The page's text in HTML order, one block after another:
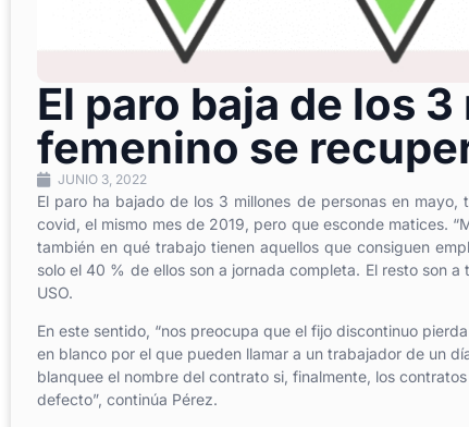
El paro baja de los
femenino se
JUNIO 3, 2022
El paro ha bajado de los 3 millones de personas en
covid, el mismo mes de 2019, pero que esconde matices.
también en qué trabajo tienen aquellos que consiguen
solo el 40 % de ellos son a jornada completa. El resto son
USO.
En este sentido, “nos preocupa que el fijo discontinuo
en blanco por el que pueden llamar a un trabajador de un
blanquee el nombre del contrato si, finalmente, los
defecto”, continúa Pérez.